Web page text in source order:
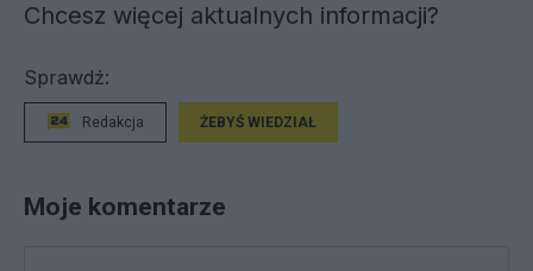
Chcesz więcej aktualnych informacji?
Sprawdź:
Redakcja ŻEBYŚ WIEDZIAŁ
Moje komentarze